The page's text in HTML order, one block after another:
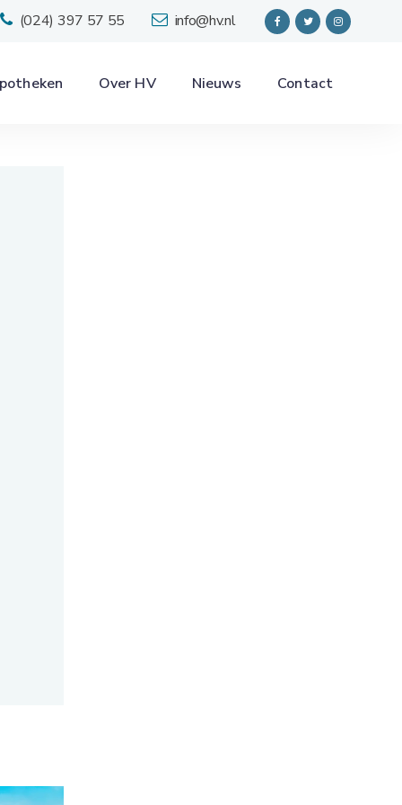
(024) 397 57 55 info@hv.nl
Over HV Nieuws Contact